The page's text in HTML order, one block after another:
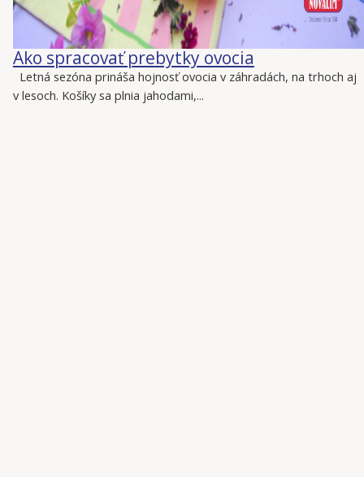
Ako spracovať prebytky ovocia
Letná sezóna prináša hojnosť ovocia v záhradách, na trhoch aj
v lesoch. Košíky sa plnia jahodami,...